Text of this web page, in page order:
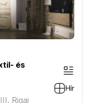
és
Hír
Rigai